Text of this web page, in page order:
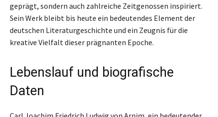
geprägt, sondern auch zahlreiche Zeitgenossen inspiriert.
Sein Werk bleibt bis heute ein bedeutendes Element der
deutschen Literaturgeschichte und ein Zeugnis für die
kreative Vielfalt dieser prägnanten Epoche.
Lebenslauf und biografische
Daten